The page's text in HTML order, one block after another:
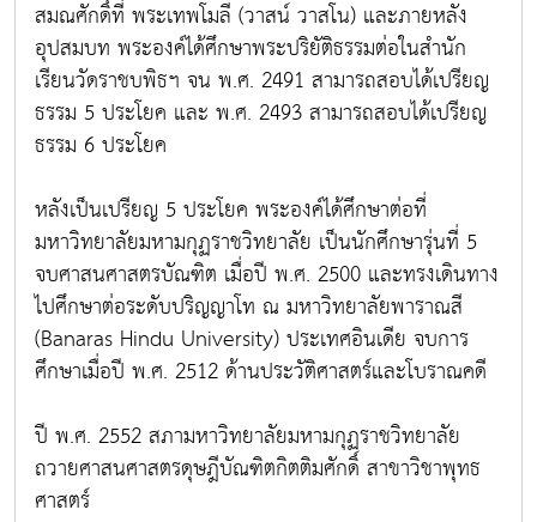
สมณศักดิ์ที่ พระเทพโมลี (วาสน์ วาสโน) และภายหลัง
อุปสมบท พระองค์ได้ศึกษาพระปริยัติธรรมต่อในสำนัก
เรียนวัดราชบพิธฯ จน พ.ศ. 2491 สามารถสอบได้เปรียญ
ธรรม 5 ประโยค และ พ.ศ. 2493 สามารถสอบได้เปรียญ
ธรรม 6 ประโยค
หลังเป็นเปรียญ 5 ประโยค พระองค์ได้ศึกษาต่อที่
มหาวิทยาลัยมหามกุฏราชวิทยาลัย เป็นนักศึกษารุ่นที่ 5
จบศาสนศาสตรบัณฑิต เมื่อปี พ.ศ. 2500 และทรงเดินทาง
ไปศึกษาต่อระดับปริญญาโท ณ มหาวิทยาลัยพาราณสี
(Banaras Hindu University) ประเทศอินเดีย จบการ
ศึกษาเมื่อปี พ.ศ. 2512 ด้านประวัติศาสตร์และโบราณคดี
ปี พ.ศ. 2552 สภามหาวิทยาลัยมหามกุฏราชวิทยาลัย
ถวายศาสนศาสตรดุษฎีบัณฑิตกิตติมศักดิ์ สาขาวิชาพุทธ
ศาสตร์